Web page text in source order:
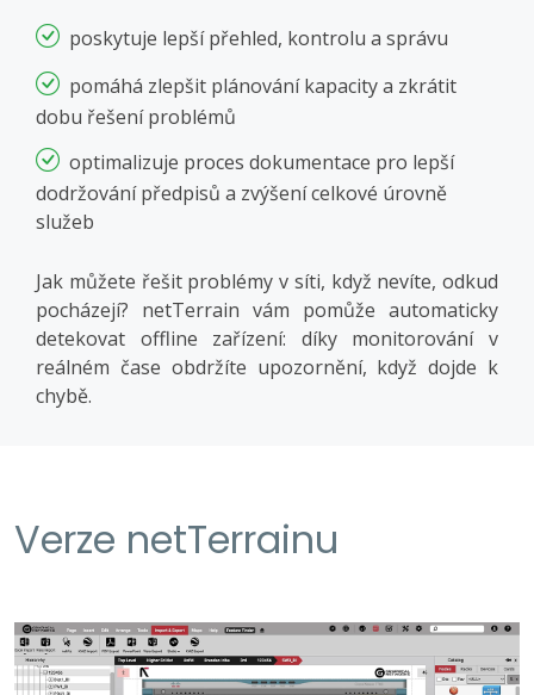
poskytuje lepší přehled, kontrolu a správu
pomáhá zlepšit plánování kapacity a zkrátit
dobu řešení problémů
optimalizuje proces dokumentace pro lepší
dodržování předpisů a zvýšení celkové úrovně
služeb
Jak můžete řešit problémy v síti, když nevíte, odkud
pocházejí? netTerrain vám pomůže automaticky
detekovat offline zařízení: díky monitorování v
reálném čase obdržíte upozornění, když dojde k
chybě.
Verze netTerrainu